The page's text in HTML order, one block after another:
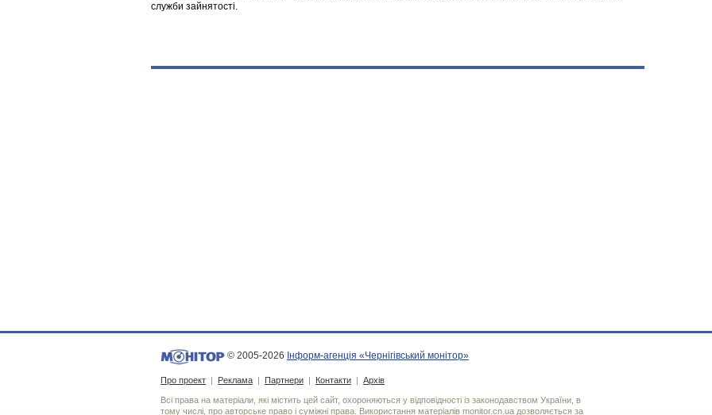
служби зайнятості.
© 2005-2026 Інформ-агенція «Чернігівський монітор»
Про проект | Реклама | Партнери | Контакти | Архів
Всі права на матеріали, які містить цей сайт, охороняються у відповідності із законодавством України, в
тому числі, про авторське право і суміжні права. Використання матерiалiв monitor.cn.ua дозволяється за